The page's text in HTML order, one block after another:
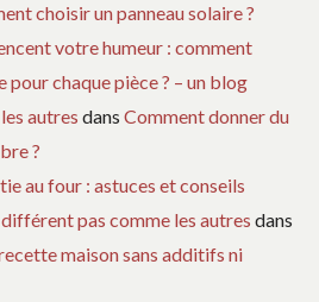
choisir un panneau solaire ?
votre humeur : comment
chaque pièce ? – un blog
autres dans Comment donner du
?
au four : astuces et conseils
pas comme les autres dans
maison sans additifs ni